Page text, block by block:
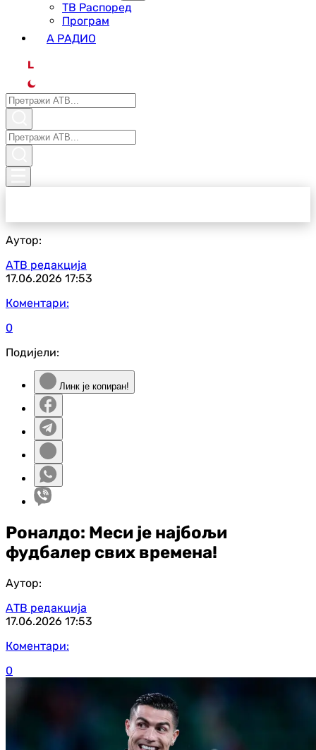
ТВ Распоред
Програм
А РАДИО
L
Аутор:
АТВ редакција
17.06.2026 17:53
Коментари:
0
Подијели:
Линк је копиран!
Роналдо: Меси је најбољи
фудбалер свих времена!
Аутор:
АТВ редакција
17.06.2026 17:53
Коментари:
0